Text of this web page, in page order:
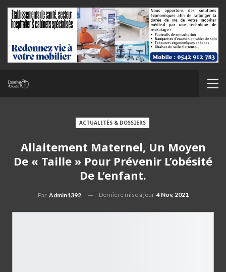
ACTUALITÉS & DOSSIERS
Allaitement Maternel, Un Moyen
De « Taille » Pour Prévenir L’obésité
De L’enfant.
Par Admin1392 Dernière mise à jour 4 Nov, 2021